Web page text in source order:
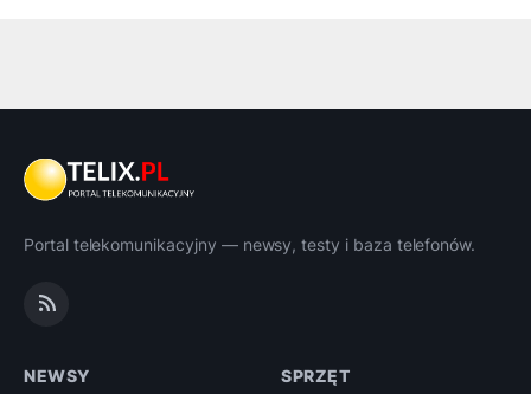
Portal telekomunikacyjny — newsy, testy i baza telefonów.
NEWSY SPRZĘT